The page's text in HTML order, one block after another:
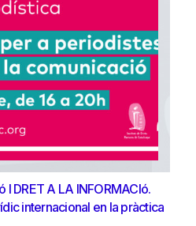
I DRET A LA INFORMACIó.
internacional en la pràctica